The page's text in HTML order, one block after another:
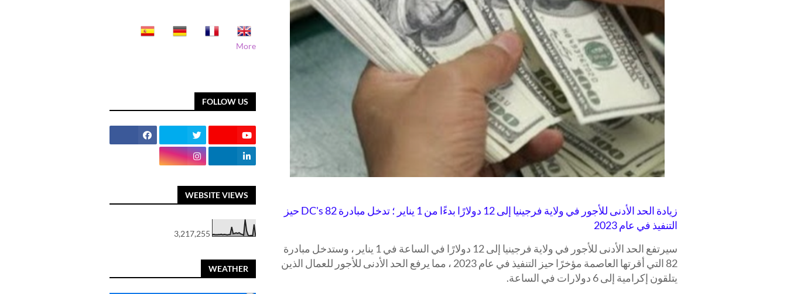
زيادة الحد الأدنى للأجور في ولاية فرجينيا إلى 12 دولارًا بدءًا من 1 يناير ؛ تدخل مبادرة DC's 82 حيز
التنفيذ في عام 2023
سيرتفع الحد الأدنى للأجور في ولاية فرجينيا إلى 12 دولارًا في الساعة في 1 يناير ، وستدخل مبادرة
82 التي أقرتها العاصمة مؤخرًا حيز التنفيذ في عام 2023 ، مما يرفع الحد الأدنى للأجور للعمال الذين
يتلقون إكرامية إلى 6 دولارات في الساعة.
More
FOLLOW US
WEBSITE VIEWS
3,217,255
WEATHER